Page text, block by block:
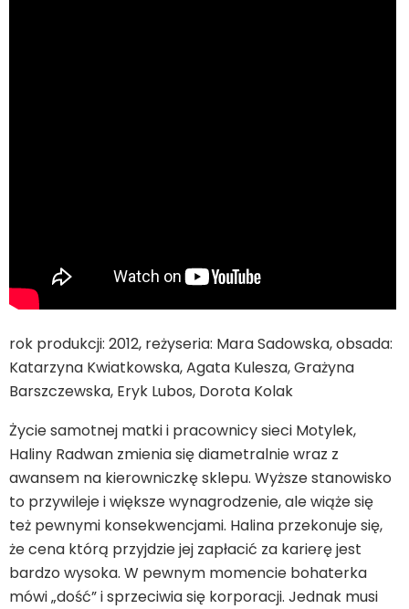
rok produkcji: 2012, reżyseria: Mara Sadowska, obsada:
Katarzyna Kwiatkowska, Agata Kulesza, Grażyna
Barszczewska, Eryk Lubos, Dorota Kolak
Życie samotnej matki i pracownicy sieci Motylek,
Haliny Radwan zmienia się diametralnie wraz z
awansem na kierowniczkę sklepu. Wyższe stanowisko
to przywileje i większe wynagrodzenie, ale wiąże się
też pewnymi konsekwencjami. Halina przekonuje się,
że cena którą przyjdzie jej zapłacić za karierę jest
bardzo wysoka. W pewnym momencie bohaterka
mówi „dość” i sprzeciwia się korporacji. Jednak musi